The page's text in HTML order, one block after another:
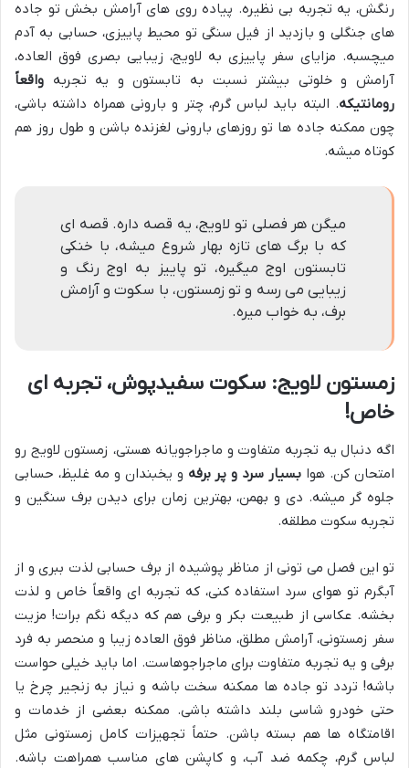
رنگش، یه تجربه بی نظیره. پیاده روی های آرامش بخش تو جاده
های جنگلی و بازدید از فیل سنگی تو محیط پاییزی، حسابی به آدم
میچسبه. مزایای سفر پاییزی به لاویج، زیبایی بصری فوق العاده،
آرامش و خلوتی بیشتر نسبت به تابستون و یه تجربه واقعاً
رومانتیکه. البته باید لباس گرم، چتر و بارونی همراه داشته باشی،
چون ممکنه جاده ها تو روزهای بارونی لغزنده باشن و طول روز هم
کوتاه میشه.
میگن هر فصلی تو لاویج، یه قصه داره. قصه ای
که با برگ های تازه بهار شروع میشه، با خنکی
تابستون اوج میگیره، تو پاییز به اوج رنگ و
زیبایی می رسه و تو زمستون، با سکوت و آرامش
برف، به خواب میره.
زمستون لاویج: سکوت سفیدپوش، تجربه ای
خاص!
اگه دنبال یه تجربه متفاوت و ماجراجویانه هستی، زمستون لاویج رو
امتحان کن. هوا بسیار سرد و پر برفه و یخبندان و مه غلیظ، حسابی
جلوه گر میشه. دی و بهمن، بهترین زمان برای دیدن برف سنگین و
تجربه سکوت مطلقه.
تو این فصل می تونی از مناظر پوشیده از برف حسابی لذت ببری و از
آبگرم تو هوای سرد استفاده کنی، که تجربه ای واقعاً خاص و لذت
بخشه. عکاسی از طبیعت بکر و برفی هم که دیگه نگم برات! مزیت
سفر زمستونی، آرامش مطلق، مناظر فوق العاده زیبا و منحصر به فرد
برفی و یه تجربه متفاوت برای ماجراجوهاست. اما باید خیلی حواست
باشه! تردد تو جاده ها ممکنه سخت باشه و نیاز به زنجیر چرخ یا
حتی خودرو شاسی بلند داشته باشی. ممکنه بعضی از خدمات و
اقامتگاه ها هم بسته باشن. حتماً تجهیزات کامل زمستونی مثل
لباس گرم، چکمه ضد آب، و کاپشن های مناسب همراهت باشه.